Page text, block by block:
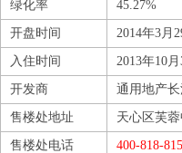
绿化率
开盘时间
入住时间
开发商
售楼处地址
售楼处电话
45.27%
2014年3月
2013年10月
通用地产长
天心区芙
400-818-